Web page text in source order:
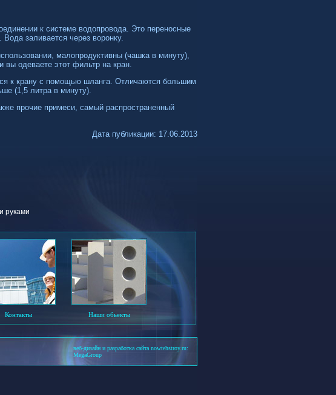
к системе водопровода. Это переносные
заливается через воронку.
малопродуктивны (чашка в минуту),
одеваете этот фильтр на кран.
к крану с помощью шланга. Отличаются большим
(1,5 литра в минуту).
прочие примеси, самый распространенный
Дата публикации: 17.06.2013
руками
Контакты Наши обьекты
веб-дизайн и разработка сайта nowtehstroy.ru:
MegaGroup